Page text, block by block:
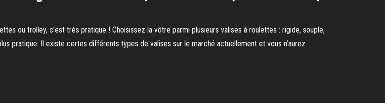
ou trolley, c’est très pratique ! Choisissez la vôtre parmi plusieurs valises à roulettes : rigide, souple,
pratique. Il existe certes différents types de valises sur le marché actuellement et vous n’aurez...